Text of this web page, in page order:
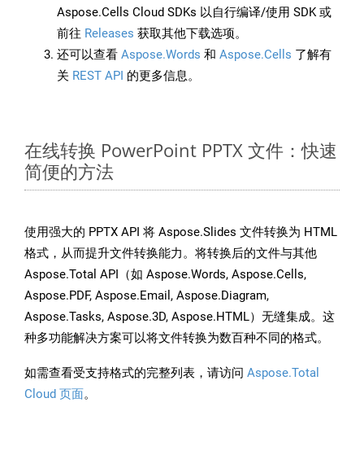
Aspose.Cells Cloud SDKs 以自行编译/使用 SDK 或
前往 Releases 获取其他下载选项。
还可以查看 Aspose.Words 和 Aspose.Cells 了解有
关 REST API 的更多信息。
在线转换 PowerPoint PPTX 文件：快速
简便的方法
使用强大的 PPTX API 将 Aspose.Slides 文件转换为 HTML
格式，从而提升文件转换能力。将转换后的文件与其他
Aspose.Total API（如 Aspose.Words, Aspose.Cells,
Aspose.PDF, Aspose.Email, Aspose.Diagram,
Aspose.Tasks, Aspose.3D, Aspose.HTML）无缝集成。这
种多功能解决方案可以将文件转换为数百种不同的格式。
如需查看受支持格式的完整列表，请访问 Aspose.Total
Cloud 页面。